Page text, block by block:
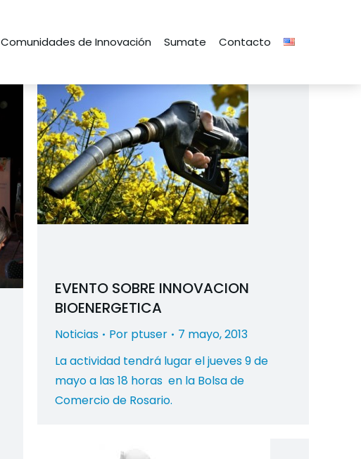
Comunidades de Innovación Sumate Contacto
EVENTO SOBRE INNOVACION
BIOENERGETICA
Noticias Por ptuser
7 mayo, 2013
La actividad tendrá lugar el jueves 9 de
mayo a las 18 horas en la Bolsa de
Comercio de Rosario.